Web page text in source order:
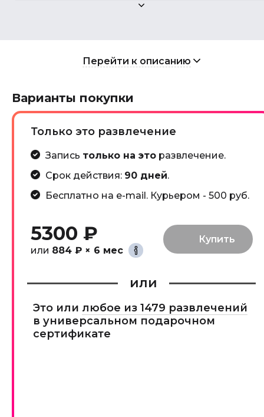
Перейти к описанию
Варианты покупки
Только это развлечение
Запись только на эторазвлечение.
Срок действия: 90 дней.
Бесплатно на e-mail. Курьером - 500 руб.
5300 ₽
или 884 ₽ × 6 мес
или
Это или любое из 1479 развлечений
в универсальном подарочном
сертификате